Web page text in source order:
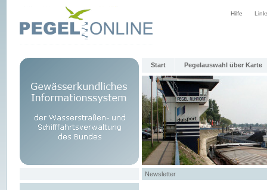
Hilfe
Start Pegelauswahl über Karte
Newsletter